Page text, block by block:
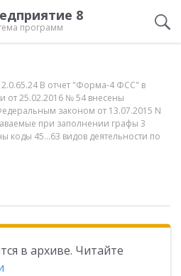
8
программ
В отчет "Форма-4 ФСС" в
от 25.02.2016 № 54 внесены
законом от 13.07.2015 N
при заполнении графы 3
коды 45...63 видов деятельности по
в архиве. Читайте